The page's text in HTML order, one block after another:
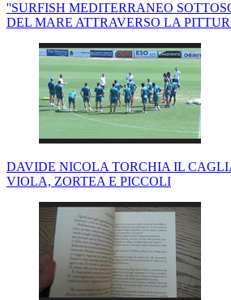
''SURFISH MEDITERRANEO
DEL MARE ATTRAVERSO LA
DAVIDE NICOLA TORCHIA IL
VIOLA, ZORTEA E PICCOLI